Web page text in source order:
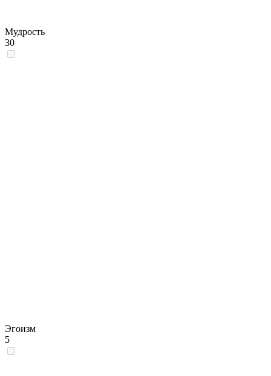
Мудрость
30
Эгоизм
5